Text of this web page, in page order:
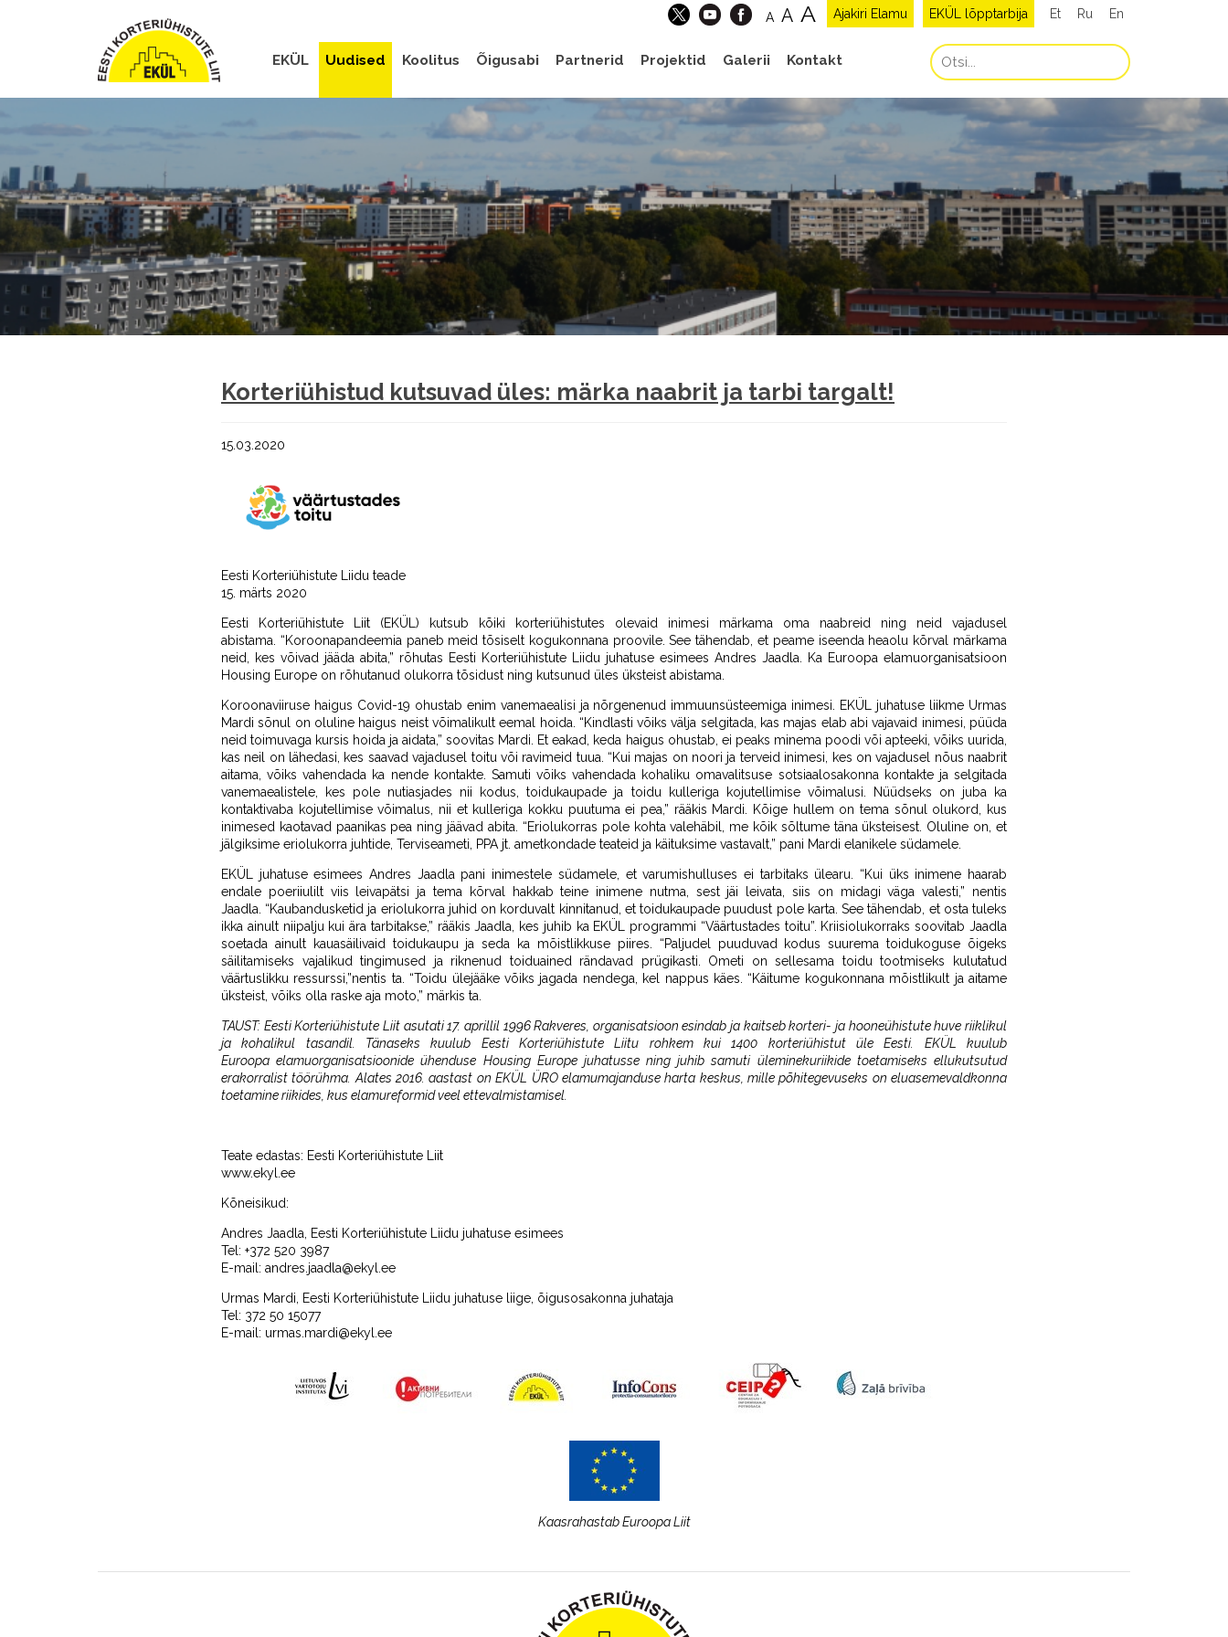
Et Ru En
EKÜL lõpptarbija
Ajakiri Elamu
A A A
EKÜL Uudised Koolitus Õigusabi Partnerid Projektid Galerii Kontakt
Korteriühistud kutsuvad üles: märka naabrit ja tarbi targalt!
15.03.2020
Eesti Korteriühistute Liidu teade
15. märts 2020
Eesti Korteriühistute Liit (EKÜL) kutsub kõiki korteriühistutes olevaid inimesi märkama oma naabreid ning neid vajadusel
abistama. “Koroonapandeemia paneb meid tõsiselt kogukonnana proovile. See tähendab, et peame iseenda heaolu kõrval märkama
neid, kes võivad jääda abita,” rõhutas Eesti Korteriühistute Liidu juhatuse esimees Andres Jaadla. Ka Euroopa elamuorganisatsioon
Housing Europe on rõhutanud olukorra tõsidust ning kutsunud üles üksteist abistama.
Koroonaviiruse haigus Covid-19 ohustab enim vanemaealisi ja nõrgenenud immuunsüsteemiga inimesi. EKÜL juhatuse liikme Urmas
Mardi sõnul on oluline haigus neist võimalikult eemal hoida. “Kindlasti võiks välja selgitada, kas majas elab abi vajavaid inimesi, püüda
neid toimuvaga kursis hoida ja aidata,” soovitas Mardi. Et eakad, keda haigus ohustab, ei peaks minema poodi või apteeki, võiks uurida,
kas neil on lähedasi, kes saavad vajadusel toitu või ravimeid tuua. “Kui majas on noori ja terveid inimesi, kes on vajadusel nõus naabrit
aitama, võiks vahendada ka nende kontakte. Samuti võiks vahendada kohaliku omavalitsuse sotsiaalosakonna kontakte ja selgitada
vanemaealistele, kes pole nutiasjades nii kodus, toidukaupade ja toidu kulleriga kojutellimise võimalusi. Nüüdseks on juba ka
kontaktivaba kojutellimise võimalus, nii et kulleriga kokku puutuma ei pea,” rääkis Mardi. Kõige hullem on tema sõnul olukord, kus
inimesed kaotavad paanikas pea ning jäävad abita. “Eriolukorras pole kohta valehäbil, me kõik sõltume täna üksteisest. Oluline on, et
jälgiksime eriolukorra juhtide, Terviseameti, PPA jt. ametkondade teateid ja käituksime vastavalt,” pani Mardi elanikele südamele.
EKÜL juhatuse esimees Andres Jaadla pani inimestele südamele, et varumishulluses ei tarbitaks ülearu. “Kui üks inimene haarab
endale poeriiulilt viis leivapätsi ja tema kõrval hakkab teine inimene nutma, sest jäi leivata, siis on midagi väga valesti,” nentis
Jaadla. “Kaubandusketid ja eriolukorra juhid on korduvalt kinnitanud, et toidukaupade puudust pole karta. See tähendab, et osta tuleks
ikka ainult niipalju kui ära tarbitakse,” rääkis Jaadla, kes juhib ka EKÜL programmi “Väärtustades toitu”. Kriisiolukorraks soovitab Jaadla
soetada ainult kauasäilivaid toidukaupu ja seda ka mõistlikkuse piires. “Paljudel puuduvad kodus suurema toidukoguse õigeks
säilitamiseks vajalikud tingimused ja riknenud toiduained rändavad prügikasti. Ometi on sellesama toidu tootmiseks kulutatud
väärtuslikku ressurssi,”nentis ta. “Toidu ülejääke võiks jagada nendega, kel nappus käes. “Käitume kogukonnana mõistlikult ja aitame
üksteist, võiks olla raske aja moto,” märkis ta.
TAUST: Eesti Korteriühistute Liit asutati 17. aprillil 1996 Rakveres, organisatsioon esindab ja kaitseb korteri- ja hooneühistute huve riiklikul
ja kohalikul tasandil. Tänaseks kuulub Eesti Korteriühistute Liitu rohkem kui 1400 korteriühistut üle Eesti. EKÜL kuulub
Euroopa elamuorganisatsioonide ühenduse Housing Europe juhatusse ning juhib samuti üleminekuriikide toetamiseks ellukutsutud
erakorralist töörühma. Alates 2016. aastast on EKÜL ÜRO elamumajanduse harta keskus, mille põhitegevuseks on eluasemevaldkonna
toetamine riikides, kus elamureformid veel ettevalmistamisel.
Teate edastas: Eesti Korteriühistute Liit
www.ekyl.ee
Kõneisikud:
Andres Jaadla, Eesti Korteriühistute Liidu juhatuse esimees
Tel: +372 520 3987
E-mail: andres.jaadla@ekyl.ee
Urmas Mardi, Eesti Korteriühistute Liidu juhatuse liige, õigusosakonna juhataja
Tel: 372 50 15077
E-mail: urmas.mardi@ekyl.ee
KaasrahastabEuroopa Liit